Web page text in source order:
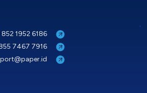
1952 6186
7467 7916